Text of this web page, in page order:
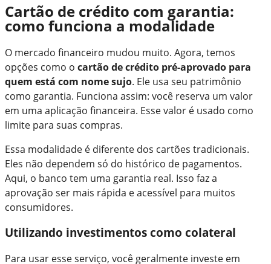
Cartão de crédito com garantia:
como funciona a modalidade
O mercado financeiro mudou muito. Agora, temos
opções como o cartão de crédito pré-aprovado para
quem está com nome sujo. Ele usa seu patrimônio
como garantia. Funciona assim: você reserva um valor
em uma aplicação financeira. Esse valor é usado como
limite para suas compras.
Essa modalidade é diferente dos cartões tradicionais.
Eles não dependem só do histórico de pagamentos.
Aqui, o banco tem uma garantia real. Isso faz a
aprovação ser mais rápida e acessível para muitos
consumidores.
Utilizando investimentos como colateral
Para usar esse serviço, você geralmente investe em